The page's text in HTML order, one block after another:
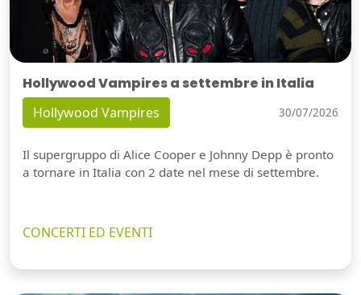
Hollywood Vampires a settembre in Italia
Hollywood Vampires 30/07/2026
Il supergruppo di Alice Cooper e Johnny Depp è pronto
a tornare in Italia con 2 date nel mese di settembre.
CONCERTI ED EVENTI